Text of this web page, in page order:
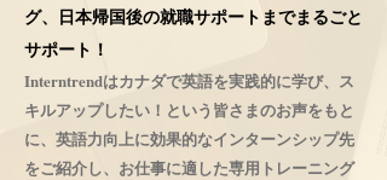
グ、日本帰国後の就職サポートまでまるごと
サポート！
Interntrendはカナダで英語を実践的に学び、ス
キルアップしたい！という皆さまのお声をもと
に、英語力向上に効果的なインターンシップ先
をご紹介し、お仕事に適した専用トレーニング